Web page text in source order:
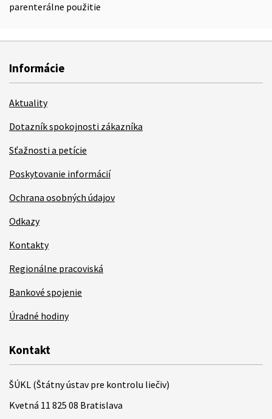
parenterálne použitie
Informácie
Aktuality
Dotazník spokojnosti zákazníka
Sťažnosti a petície
Poskytovanie informácií
Ochrana osobných údajov
Odkazy
Kontakty
Regionálne pracoviská
Bankové spojenie
Úradné hodiny
Kontakt
ŠÚKL (Štátny ústav pre kontrolu liečiv)
Kvetná 11 825 08 Bratislava